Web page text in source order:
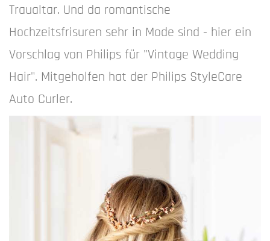
Traualtar. Und da romantische
Hochzeitsfrisuren sehr in Mode sind - hier ein
Vorschlag von Philips für "Vintage Wedding
Hair". Mitgeholfen hat der Philips StyleCare
Auto Curler.